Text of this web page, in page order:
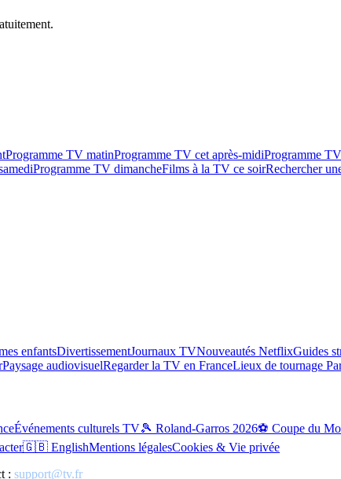
Programme TV matinProgramme TV cet après-midiProgramme
Programme TV dimancheFilms à la TV ce soirRechercher
enfantsDivertissementJournaux TVNouveautés NetflixGuides
Paysage audiovisuelRegarder la TV en FranceLieux de tournage
Événements culturels TV🎾 Roland-Garros 2026⚽ Coupe du
🇬🇧 EnglishMentions légalesCookies & Vie privée
: support@tv.fr